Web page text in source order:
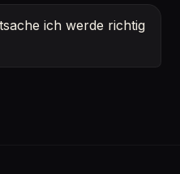
ich werde richtig